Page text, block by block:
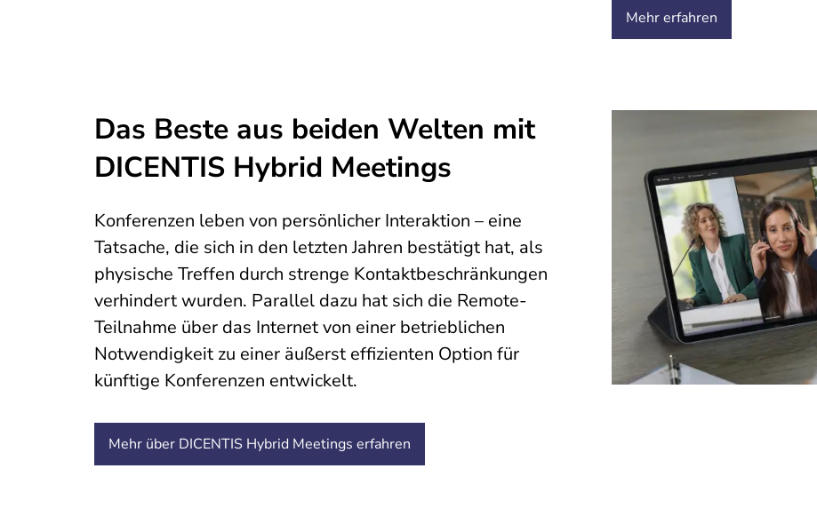
Mehr erfahren
Das Beste aus beiden Welten mit
DICENTIS Hybrid Meetings
Konferenzen leben von persönlicher Interaktion – eine
Tatsache, die sich in den letzten Jahren bestätigt hat, als
physische Treffen durch strenge Kontaktbeschränkungen
verhindert wurden. Parallel dazu hat sich die Remote-
Teilnahme über das Internet von einer betrieblichen
Notwendigkeit zu einer äußerst effizienten Option für
künftige Konferenzen entwickelt.
Mehr über DICENTIS Hybrid Meetings erfahren